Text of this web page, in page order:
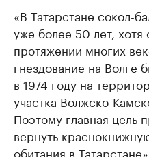
«В Татарстане сокол-
уже более 50 лет, хотя
протяжении многих
гнездование на Волге
в 1974 году на
участка Волжско-
Поэтому главная цель
вернуть
обитания в